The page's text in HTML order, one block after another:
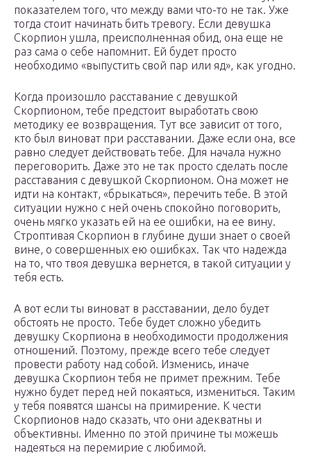
показателем того, что между вами что-то не так. Уже
тогда стоит начинать бить тревогу. Если девушка
Скорпион ушла, преисполненная обид, она еще не
раз сама о себе напомнит. Ей будет просто
необходимо «выпустить свой пар или яд», как угодно.
Когда произошло расставание с девушкой
Скорпионом, тебе предстоит выработать свою
методику ее возвращения. Тут все зависит от того,
кто был виноват при расставании. Даже если она, все
равно следует действовать тебе. Для начала нужно
переговорить. Даже это не так просто сделать после
расставания с девушкой Скорпионом. Она может не
идти на контакт, «брыкаться», перечить тебе. В этой
ситуации нужно с ней очень спокойно поговорить,
очень мягко указать ей на ее ошибки, на ее вину.
Строптивая Скорпион в глубине души знает о своей
вине, о совершенных ею ошибках. Так что надежда
на то, что твоя девушка вернется, в такой ситуации у
тебя есть.
А вот если ты виноват в расставании, дело будет
обстоять не просто. Тебе будет сложно убедить
девушку Скорпиона в необходимости продолжения
отношений. Поэтому, прежде всего тебе следует
провести работу над собой. Изменись, иначе
девушка Скорпион тебя не примет прежним. Тебе
нужно будет перед ней покаяться, измениться. Таким
у тебя появятся шансы на примирение. К чести
Скорпионов надо сказать, что они адекватны и
объективны. Именно по этой причине ты можешь
надеяться на перемирие с любимой.